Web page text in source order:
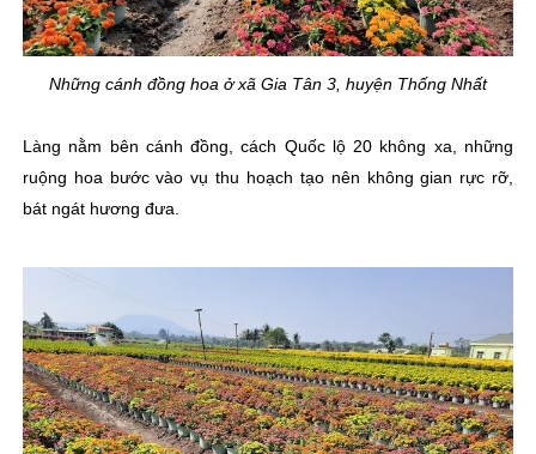
Những cánh đồng hoa ở xã Gia Tân 3, huyện Thống Nhất
Làng nằm bên cánh đồng, cách Quốc lộ 20 không xa, những
ruộng hoa bước vào vụ thu hoạch tạo nên không gian rực rỡ,
bát ngát hương đưa.